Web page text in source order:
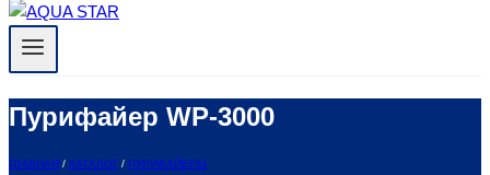
Пурифайер WP-3000
ГЛАВНАЯ / КАТАЛОГ / ПУРИФАЙЕРЫ